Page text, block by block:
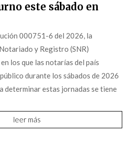
este sábado en
000751-6 del 2026, la
y Registro (SNR)
los que las notarías del país
durante los sábados de 2026
determinar estas jornadas se tiene
leer más